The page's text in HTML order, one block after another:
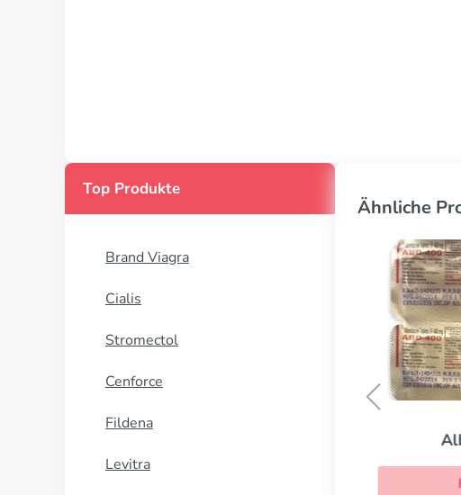
Top Produkte
Brand Viagra
Cialis
Stromectol
Cenforce
Fildena
Levitra
Ähnliche